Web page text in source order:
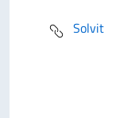
Solvit